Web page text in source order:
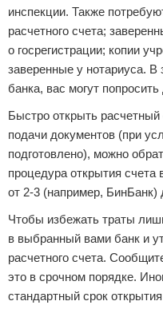
инспекции. Также
расчетного счета;
о госрегистрации; копии
заверенные у нотариуса. В
банка, вас могут
Быстро открыть расчетный
подачи документов (при
подготовлено), можно
процедура открытия счета
от 2-3 (например, БинБанк)
Чтобы избежать траты
в выбранный вами банк и
расчетного счета.
это в срочном порядке.
стандартный срок